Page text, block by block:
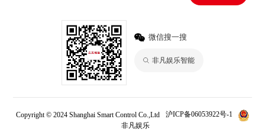
微信搜一搜
非凡娱乐智能
Copyright © 2024 Shanghai Smart Control Co.,Ltd
沪ICP备06053922号-1
非凡娱乐